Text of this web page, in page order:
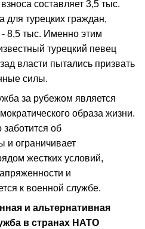
составляет 3,5 тыс.
для турецких граждан,
8,5 тыс. Именно этим
турецкий певец
власти пытались призвать
силы.
за рубежом является
образа жизни.
заботится об
и ограничивает
жестких условий,
и
к военной службе.
и альтернативная
в странах НАТО